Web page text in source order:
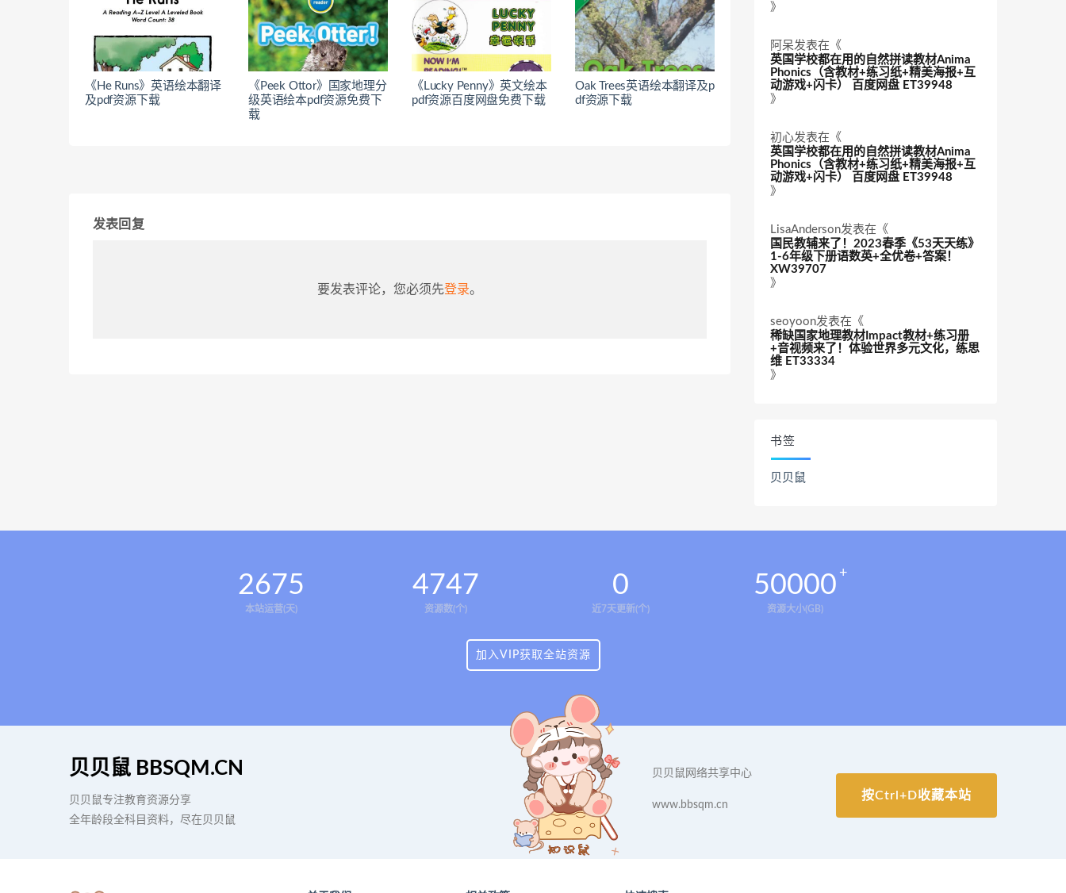
《He Runs》英语绘本翻译
及pdf资源下载
《Peek Ottor》国家地理分
级英语绘本pdf资源免费下
载
《Lucky Penny》英文绘本
pdf资源百度网盘免费下载
Oak Trees英语绘本翻译及p
df资源下载
发表回复
要发表评论，您必须先登录。
》
阿呆发表在《
英国学校都在用的自然拼读教材Anima
Phonics（含教材+练习纸+精美海报+互
动游戏+闪卡） 百度网盘 ET39948
》
初心发表在《
英国学校都在用的自然拼读教材Anima
Phonics（含教材+练习纸+精美海报+互
动游戏+闪卡） 百度网盘 ET39948
》
LisaAnderson发表在《
国民教辅来了！2023春季《53天天练》
1-6年级下册语数英+全优卷+答案！
XW39707
》
seoyoon发表在《
稀缺国家地理教材Impact教材+练习册
+音视频来了！体验世界多元文化，练思
维 ET33334
》
书签
贝贝鼠
2675
本站运营(天)
4747
资源数(个)
0
近7天更新(个)
50000
资源大小(GB)
加入VIP获取全站资源
贝贝鼠 BBSQM.CN
贝贝鼠专注教育资源分享
全年龄段全科目资料，尽在贝贝鼠
按Ctrl+D收藏本站
贝贝鼠网络共享中心
www.bbsqm.cn